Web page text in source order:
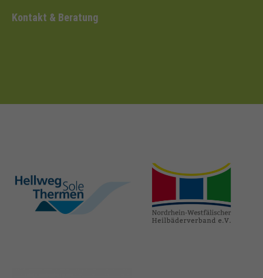
Kontakt & Beratung
hellweg-sole-
thermen.de
heilbaeder.de